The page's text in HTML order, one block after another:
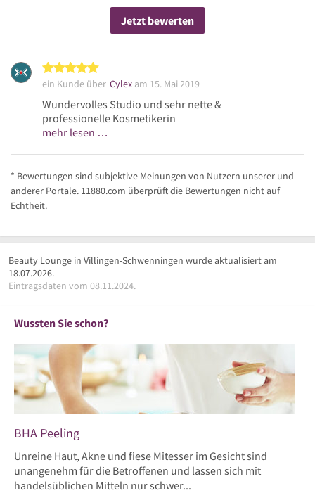
Jetzt bewerten
ein Kunde über Cylex am 15. Mai 2019
Wundervolles Studio und sehr nette &
professionelle Kosmetikerin
mehr lesen …
* Bewertungen sind subjektive Meinungen von Nutzern unserer und
anderer Portale. 11880.com überprüft die Bewertungen nicht auf
Echtheit.
Beauty Lounge in Villingen-Schwenningen wurde aktualisiert am
18.07.2026.
Eintragsdaten vom 08.11.2024.
Wussten Sie schon?
BHA Peeling
Unreine Haut, Akne und fiese Mitesser im Gesicht sind
unangenehm für die Betroffenen und lassen sich mit
handelsüblichen Mitteln nur schwer...